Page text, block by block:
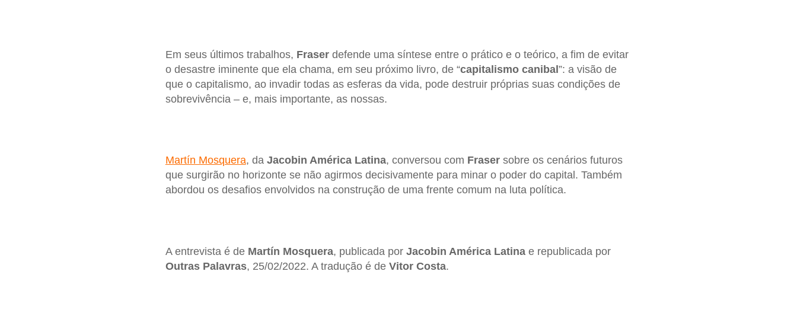
Em seus últimos trabalhos, Fraserdefende uma síntese entre o prático e o teórico, a fim de evitar
o desastre iminente que ela chama, em seu próximo livro, de “capitalismo canibal ”: a visão de
que o capitalismo, ao invadir todas as esferas da vida, pode destruir próprias suas condições de
sobrevivência – e, mais importante, as nossas.
Martín Mosquera, da Jacobin América Latina, conversou com Frasersobre os cenários futuros
que surgirão no horizonte se não agirmos decisivamente para minar o poder do capital. Também
abordou os desafios envolvidos na construção de uma frente comum na luta política.
A entrevista é de Martín Mosquera, publicada por Jacobin América Latina e republicada por
Outras Palavras, 25/02/2022. A tradução é de Vitor Costa.